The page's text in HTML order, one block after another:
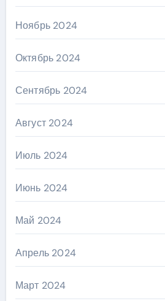
Ноябрь 2024
Октябрь 2024
Сентябрь 2024
Август 2024
Июль 2024
Июнь 2024
Май 2024
Апрель 2024
Март 2024